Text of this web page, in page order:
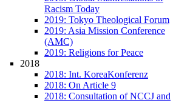
Racism Today
2019: Tokyo Theological Forum
2019: Asia Mission Conference
(AMC)
2019: Religions for Peace
2018
2018: Int. KoreaKonferenz
2018: On Article 9
2018: Consultation of NCCJ and